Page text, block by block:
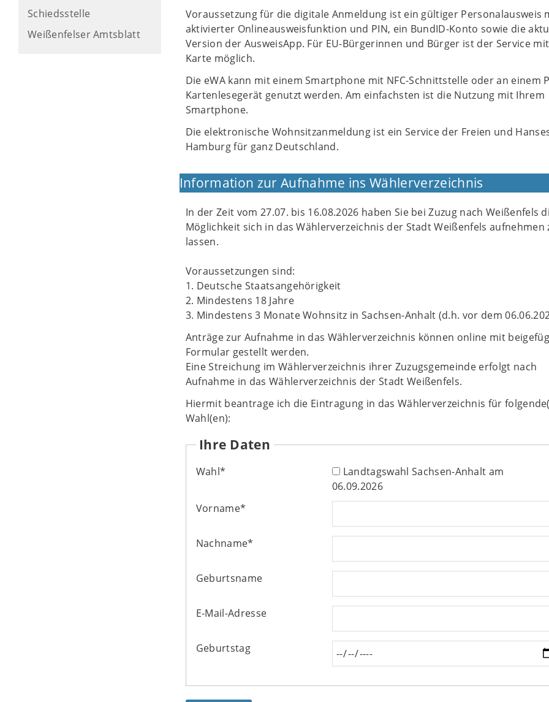
Schiedsstelle
Weißenfelser Amtsblatt
Voraussetzung für die digitale Anmeldung ist ein gültiger Personalausweis
aktivierter Onlineausweisfunktion und PIN, ein BundID-Konto sowie die
Version der AusweisApp. Für EU-Bürgerinnen und Bürger ist der Service
Karte möglich.
Die eWA kann mit einem Smartphone mit NFC-Schnittstelle oder an einem
Kartenlesegerät genutzt werden. Am einfachsten ist die Nutzung mit Ihrem
Smartphone.
Die elektronische Wohnsitzanmeldung ist ein Service der Freien und
Hamburg für ganz Deutschland.
Information zur Aufnahme ins Wählerverzeichnis
In der Zeit vom 27.07. bis 16.08.2026 haben Sie bei Zuzug nach Weißenfels
Möglichkeit sich in das Wählerverzeichnis der Stadt Weißenfels aufnehmen
lassen.
Voraussetzungen sind:
1. Deutsche Staatsangehörigkeit
2. Mindestens 18 Jahre
3. Mindestens 3 Monate Wohnsitz in Sachsen-Anhalt (d.h. vor dem
Anträge zur Aufnahme in das Wählerverzeichnis können online mit
Formular gestellt werden.
Eine Streichung im Wählerverzeichnis ihrer Zuzugsgemeinde erfolgt nach
Aufnahme in das Wählerverzeichnis der Stadt Weißenfels.
Hiermit beantrage ich die Eintragung in das Wählerverzeichnis für
Wahl(en):
Ihre Daten
Wahl*
Landtagswahl Sachsen-Anhalt am
06.09.2026
Vorname*
Nachname*
Geburtsname
E-Mail-Adresse
Geburtstag